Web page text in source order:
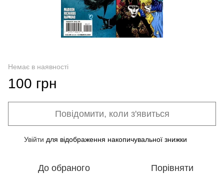
Немає в наявності
100 грн
Повідомити, коли з'явиться
Увійти для відображення накопичувальної знижки
До обраного Порівняти